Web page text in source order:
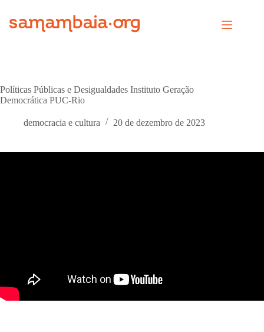
Políticas Públicas e Desigualdades Instituto Geração
Democrática PUC-Rio
democracia e cultura 20 de dezembro de 2023